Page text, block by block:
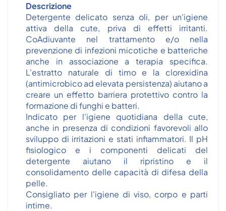
Descrizione
Detergente delicato senza oli, per un'igiene
attiva della cute, priva di effetti irritanti.
CoAdiuvante nel trattamento e/o nella
prevenzione di infezioni micotiche e batteriche
anche in associazione a terapia specifica.
L'estratto naturale di timo e la clorexidina
(antimicrobico ad elevata persistenza) aiutano a
creare un effetto barriera protettivo contro la
formazione di funghi e batteri.
Indicato per l'igiene quotidiana della cute,
anche in presenza di condizioni favorevoli allo
sviluppo di irritazioni e stati infiammatori. Il pH
fisiologico e i componenti delicati del
detergente aiutano il ripristino e il
consolidamento delle capacità di difesa della
pelle.
Consigliato per l'igiene di viso, corpo e parti
intime.